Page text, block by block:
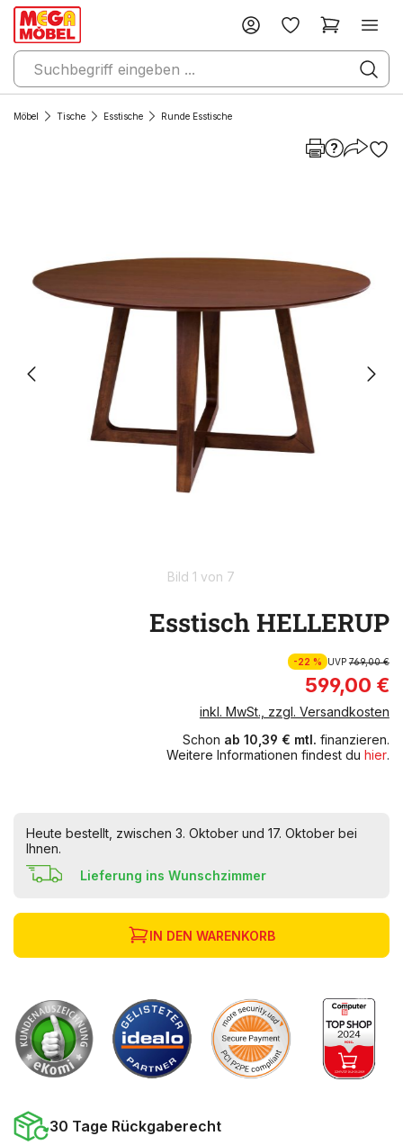
Möbel Tische Esstische Runde Esstische
Bild 1 von 7
Esstisch HELLERUP
-22 % UVP769,00 €
599,00 €
inkl. MwSt., zzgl. Versandkosten
Schon ab 10,39 € mtl. finanzieren.
Weitere Informationen findest du hier.
Heute bestellt, zwischen 3. Oktober und 17. Oktober bei
Ihnen.
Lieferung ins Wunschzimmer
IN DEN WARENKORB
30 Tage Rückgaberecht